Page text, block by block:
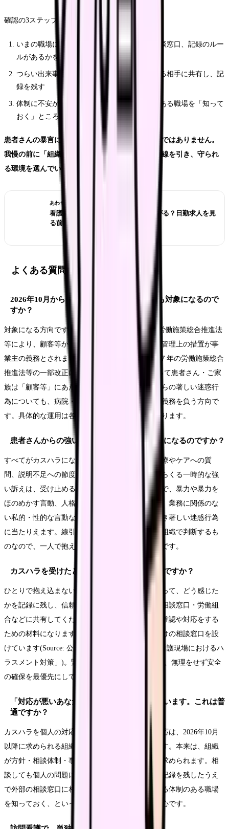
確認の3ステップは次のとおりです。
いまの職場に、カスハラ・暴力への方針と相談窓口、記録のルー
ルがあるかを確認する
つらい出来事は一人で抱え込まず、信頼できる相手に共有し、記
録を残す
体制に不安が残るなら、職員を守る仕組みのある職場を「知って
おく」ところから始める
患者さんの暴言に傷つくのは、あなたが弱いからではありません。
我慢の前に「組織が対応すべきことかどうか」で線を引き、守られ
る環境を選んでいきましょう。
あわせて読みたい
看護師が夜勤なしにすると給料は下がる？日勤求人を見
る前の収入チェック
よくある質問
2026年10月から、患者さんからのカスハラも対象になるので
すか？
対象になる方向です。2026年10月1日施行の改正労働施策総合推進法
等により、顧客等からの著しい迷惑行為への雇用管理上の措置が事
業主の義務とされます(Source: 厚生労働省「令和７年の労働施策総合
推進法等の一部改正について」)。医療機関にとって患者さん・ご家
族は「顧客等」にあたるため、患者さん・家族からの著しい迷惑行
為についても、病院・施設が組織として対応する義務を負う方向で
す。具体的な運用は各医療機関の規程と指針によります。
患者さんからの強い訴えは、すべてカスハラになるのですか？
すべてがカスハラになるわけではありません。治療やケアへの質
問、説明不足への節度ある申し出、不安や痛みからくる一時的な強
い訴えは、受け止めるべき正当な要望です。一方で、暴力や暴力を
ほのめかす言動、人格を否定する暴言の繰り返し、業務に関係のな
い私的・性的な言動などは、組織として対応すべき著しい迷惑行為
に当たりえます。線引きは指針の考え方に沿って組織で判断するも
のなので、一人で抱え込まず共有することが大切です。
カスハラを受けたとき、まず何をすればよいですか？
ひとりで抱え込まないことが第一歩です。何があって、どう感じた
かを記録に残し、信頼できる先輩・上司・院内の相談窓口・労働組
合などに共有してください。記録は、組織が事実確認や対応をする
ための材料になります。日本看護協会も看護職向けの相談窓口を設
けています(Source: 公益社団法人日本看護協会「看護現場におけるハ
ラスメント対策」)。緊急で身の危険がある場合は、無理をせず安全
の確保を最優先にしてください。
「対応が悪いあなたが悪い」と言われてしまいます。これは普
通ですか？
カスハラを個人の対応力の問題に戻してしまう対応は、2026年10月
以降に求められる組織の責務とは方向が異なります。本来は、組織
が方針・相談体制・事後対応で職員を守ることが求められます。相
談しても個人の問題に戻される状態が続くなら、記録を残したうえ
で外部の相談窓口に相談する、あるいは職員を守る体制のある職場
を知っておく、といった選択肢を持っておくと安心です。